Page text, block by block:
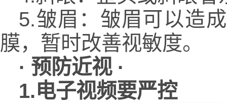
5.皱眉：皱眉可以造
膜，暂时改善视敏度。
· 预防近视 ·
1.电子视频要严控